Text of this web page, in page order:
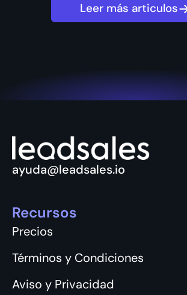
Leer más articulos
ayuda@leadsales.io
Recursos
Precios
Términos y Condiciones
Aviso y Privacidad